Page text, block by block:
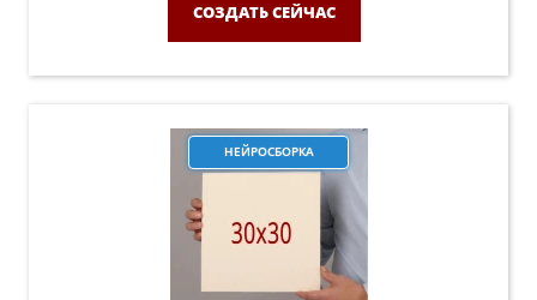
СОЗДАТЬ СЕЙЧАС
НЕЙРОСБОРКА